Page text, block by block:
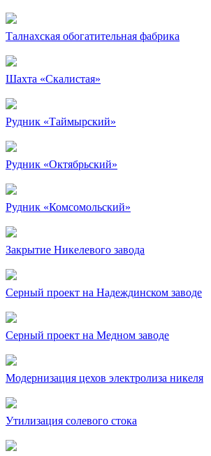
Талнахская обогатительная фабрика
Шахта «Скалистая»
Рудник «Таймырский»
Рудник «Октябрьский»
Рудник «Комсомольский»
Закрытие Никелевого завода
Серный проект на Надеждинском заводе
Серный проект на Медном заводе
Модернизация цехов электролиза никеля
Утилизация солевого стока